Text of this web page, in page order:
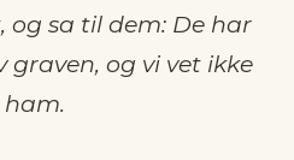
og sa til dem: De har
og vi vet ikke